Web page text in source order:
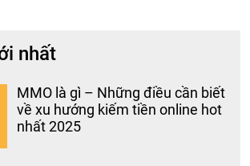
nhất
MMO là gì – Những điều cần biết
về xu hướng kiếm tiền online hot
nhất 2025